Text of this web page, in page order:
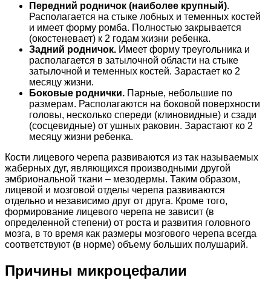
Передний родничок (наиболее крупный).
Располагается на стыке лобных и теменных костей
и имеет форму ромба. Полностью закрывается
(окостеневает) к 2 годам жизни ребенка.
Задний родничок. Имеет форму треугольника и
располагается в затылочной области на стыке
затылочной и теменных костей. Зарастает ко 2
месяцу жизни.
Боковые роднички. Парные, небольшие по
размерам. Располагаются на боковой поверхности
головы, несколько спереди (клиновидные) и сзади
(сосцевидные) от ушных раковин. Зарастают ко 2
месяцу жизни ребенка.
Кости лицевого черепа развиваются из так называемых
жаберных дуг, являющихся производными другой
эмбриональной ткани – мезодермы. Таким образом,
лицевой и мозговой отделы черепа развиваются
отдельно и независимо друг от друга. Кроме того,
формирование лицевого черепа не зависит (в
определенной степени) от роста и развития головного
мозга, в то время как размеры мозгового черепа всегда
соответствуют (в норме) объему больших полушарий.
Причины микроцефалии